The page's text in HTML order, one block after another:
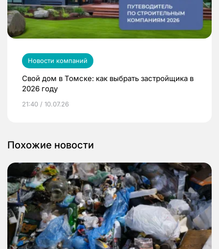
Новости компаний
Свой дом в Томске: как выбрать застройщика в
2026 году
21:40 / 10.07.26
Похожие новости